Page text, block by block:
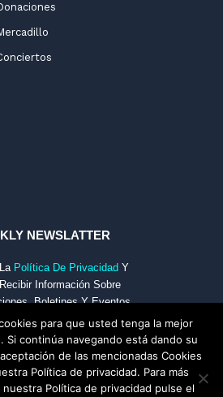
NEWSLATTER
Política De Privacidad Y
Información Sobre
Boletines Y Eventos
Por Medios Electrónicos.
Subscríbete
para que usted tenga la mejor
Si continúa navegando está dando su
de las mencionadas Cookies
Política de privacidad. Para más
Política de privacidad pulse el